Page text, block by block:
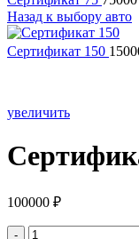
Назад к выбору авто
Сертификат 150
увеличить
100000 ₽
Количество